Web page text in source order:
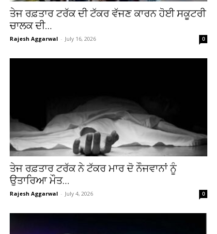
ਤੇਜ ਰਫ਼ਤਾਰ ਟਰੱਕ ਦੀ ਟੱਕਰ ਵੱਜਣ ਕਾਰਨ ਹੋਈ ਸਕੂਟਰੀ
ਚਾਲਕ ਦੀ...
Rajesh Aggarwal - July 16, 2026 0
ਤੇਜ ਰਫ਼ਤਾਰ ਟਰੱਕ ਨੇ ਟੱਕਰ ਮਾਰ ਦੋ ਨੌਜਵਾਨਾਂ ਨੂੰ
ਉਤਾਰਿਆ ਮੌਤ...
Rajesh Aggarwal - July 4, 2026 0